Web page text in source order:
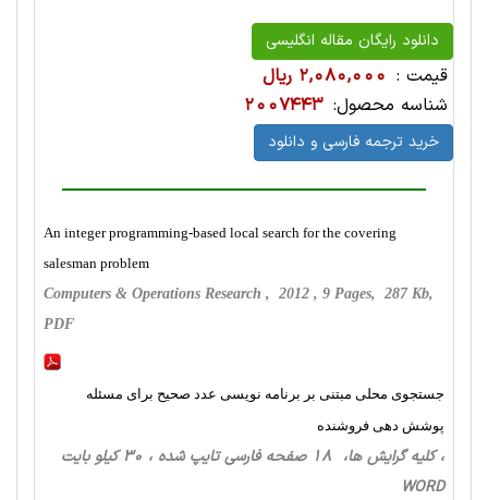
دانلود رایگان مقاله انگلیسی
قیمت : 2,080,000 ریال
شناسه محصول: 2007443
خرید ترجمه فارسی و دانلود
An integer programming-based local search for the covering
salesman problem
Computers & Operations Research , 2012 , 9 Pages, 287 Kb,
PDF
جستجوی محلی مبتنی بر برنامه نویسی عدد صحیح برای مسئله
پوشش دهی فروشنده
، کلیه گرایش ها، 18 صفحه فارسی تایپ شده ، 30 کیلو بایت
WORD